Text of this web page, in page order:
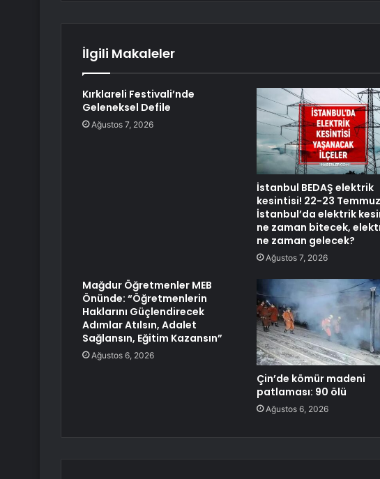
İlgili Makaleler
Kırklareli Festivali’nde
Geleneksel Defile
Ağustos 7, 2026
İstanbul BEDAŞ elektrik
kesintisi! 22-23 Temmuz
İstanbul’da elektrik
ne zaman bitecek,
ne zaman gelecek?
Ağustos 7, 2026
Mağdur Öğretmenler MEB
Önünde: “Öğretmenlerin
Haklarını Güçlendirecek
Adımlar Atılsın, Adalet
Sağlansın, Eğitim Kazansın”
Ağustos 6, 2026
Çin’de kömür madeni
patlaması: 90 ölü
Ağustos 6, 2026